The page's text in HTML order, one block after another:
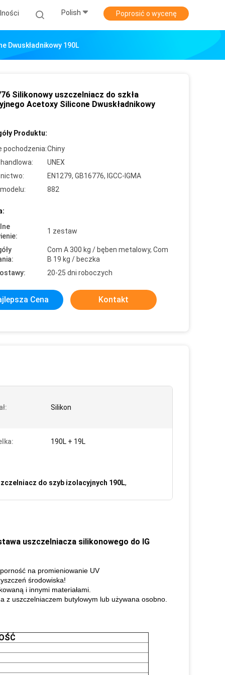
Polish Poprosić o wycenę
Dwuskładnikowy 190L
Silikonowy uszczelniacz do szkła
Acetoxy Silicone Dwuskładnikowy
Produktu:
pochodzenia:Chiny
UNEX
EN1279, GB16776, IGCC-IGMA
882
1 zestaw
Com A 300 kg / bęben metalowy, Com
B 19 kg / beczka
20-25 dni roboczych
Cena Kontakt
Silikon
190L + 19L
do szyb izolacyjnych 190L,
uszczelniacza silikonowego do IG
na promieniowanie UV
środowiska!
i innymi materiałami.
z uszczelniaczem butylowym lub używana osobno.